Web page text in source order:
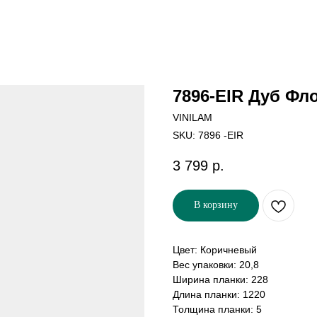
7896-EIR Дуб
VINILAM
SKU: 7896 -EIR
3 799 р.
В корзину
Цвет: Коричневый
Вес упаковки: 20,8
Ширина планки: 228
Длина планки: 1220
Толщина планки: 5